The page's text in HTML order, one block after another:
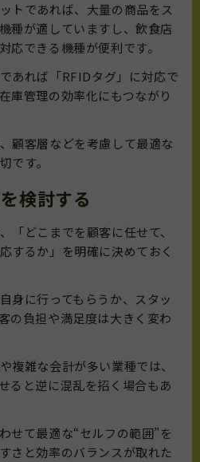
トであれば、大量の商品をス
種が適していますし、飲食店
応できる機種が便利です。
あれば「RFIDタグ」に対応で
庫管理の効率化にもつながり
顧客層などを考慮して最適な
です。
検討する
「どこまでを顧客に任せて、
するか」を明確に決めておく
身に行ってもらうか、スタッ
の負担や満足度は大きく変わ
複雑な会計が多い業種では、
ると逆に混乱を招く場合もあ
せて最適な“セルフの範囲”を
さと効率のバランスが取れた